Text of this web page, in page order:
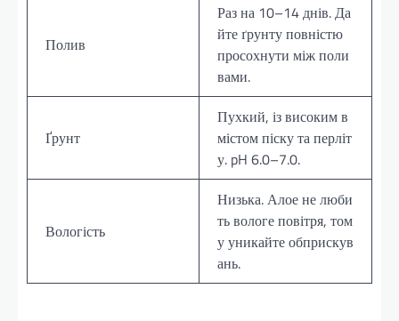
Полив
Раз на 10–14 днів. Да
йте ґрунту повністю
просохнути між поли
вами.
Ґрунт
Пухкий, із високим в
містом піску та перліт
у. pH 6.0–7.0.
Вологість
Низька. Алое не люби
ть вологе повітря, том
у уникайте обприскув
ань.